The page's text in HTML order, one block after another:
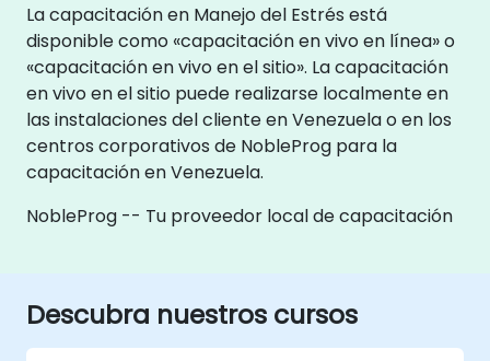
La capacitación en Manejo del Estrés está
disponible como «capacitación en vivo en línea» o
«capacitación en vivo en el sitio». La capacitación
en vivo en el sitio puede realizarse localmente en
las instalaciones del cliente en Venezuela o en los
centros corporativos de NobleProg para la
capacitación en Venezuela.
NobleProg -- Tu proveedor local de capacitación
Descubra nuestros cursos